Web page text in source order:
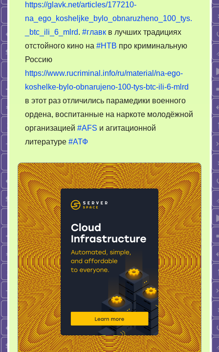
обкурились
о
возомнили
себя
органами
https://glavk.net/articles/177210-
na_ego_kosheljke_bylo_obnaruzheno_100_tys.
_btc_ili_6_mlrd. #главк в лучших традициях
отстойного кино на #НТВ про криминальную
Россию
https://www.rucriminal.info/ru/material/na-ego-
koshelke-bylo-obnarujeno-100-tys-btc-ili-6-mlrd
в этот раз отличились парамедики военного
ордена, воспитанные на наркоте молодёжной
организацией #AFS и агитационной
литературе #АТФ